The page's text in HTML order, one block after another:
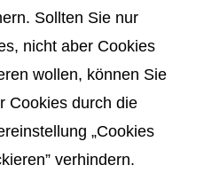
Sollten Sie nur
nicht aber Cookies
wollen, können Sie
Cookies durch die
„Cookies
verhindern.